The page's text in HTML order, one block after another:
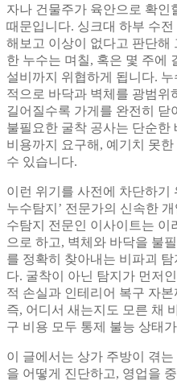
자나 건물주가 육안으로 확인
때문입니다. 싱크대 하부 수
해보고 이상이 없다고 판단해
한 누수는 며칠, 혹은 몇 주에
설비까지 위협하게 됩니다.
적으로 바닥과 벽체를 광범위
길어질수록 가게를 완전히 닫
불필요한 굴착 공사는 단순한
비용까지 요구해, 예기치 못
수 있습니다.
이런 위기를 사전에 차단하기
누수탐지’ 전문가의 신속한
수탐지 전문인 이사이트는 이
으로 하고, 벽체와 바닥을 불
를 정확히 찾아내는 비파괴
다. 굴착이 아닌 탐지가 먼저
적 손실과 인테리어 복구 자
즉, 어디서 새는지도 모른 채
구 비용 모두 통제 불능 상태
이 글에서는 상가 주방이 겪
을 어떻게 진단하고, 영업을